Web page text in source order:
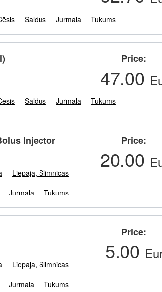
Saldus Jurmala Tukums
Saldus Jurmala Tukums
Price
47.00
Injector
Liepaja, Slimnicas
Jurmala Tukums
Price
20.00
Liepaja, Slimnicas
Jurmala Tukums
Price
5.00